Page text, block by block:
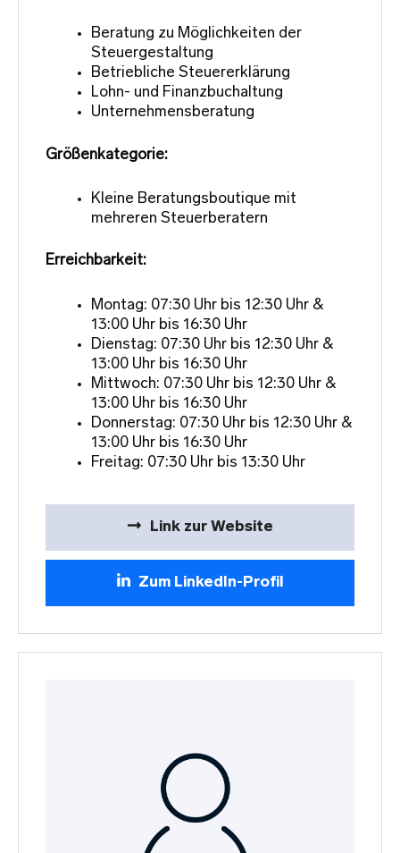
Beratung zu Möglichkeiten der
Steuergestaltung
Betriebliche Steuererklärung
Lohn- und Finanzbuchaltung
Unternehmensberatung
Größenkategorie:
Kleine Beratungsboutique mit
mehreren Steuerberatern
Erreichbarkeit:
Montag: 07:30 Uhr bis 12:30 Uhr &
13:00 Uhr bis 16:30 Uhr
Dienstag: 07:30 Uhr bis 12:30 Uhr &
13:00 Uhr bis 16:30 Uhr
Mittwoch: 07:30 Uhr bis 12:30 Uhr &
13:00 Uhr bis 16:30 Uhr
Donnerstag: 07:30 Uhr bis 12:30 Uhr &
13:00 Uhr bis 16:30 Uhr
Freitag: 07:30 Uhr bis 13:30 Uhr
Link zur Website
Zum LinkedIn-Profil